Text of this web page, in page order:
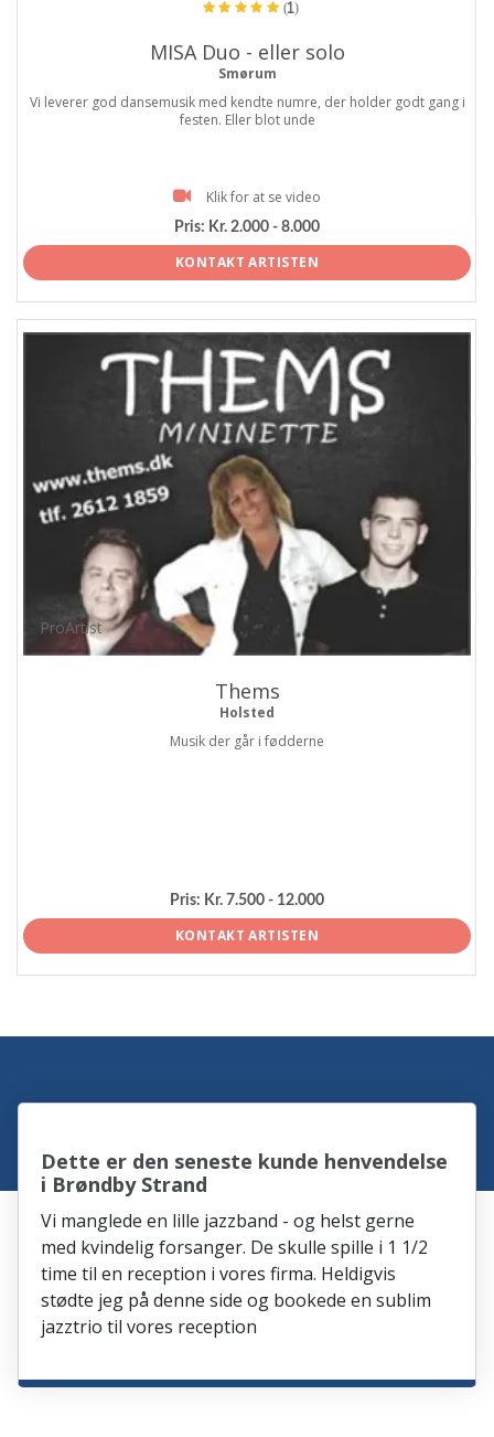
(1)
MISA Duo - eller solo
Smørum
Vi leverer god dansemusik med kendte numre, der holder godt gang i
festen. Eller blot unde
Klik for at se video
Pris: Kr. 2.000 - 8.000
KONTAKT ARTISTEN
ProArtist
Thems
Holsted
Musik der går i fødderne
Pris: Kr. 7.500 - 12.000
KONTAKT ARTISTEN
Dette er den seneste kunde henvendelse
i Brøndby Strand
Vi manglede en lille jazzband - og helst gerne
med kvindelig forsanger. De skulle spille i 1 1/2
time til en reception i vores firma. Heldigvis
stødte jeg på denne side og bookede en sublim
jazztrio til vores reception